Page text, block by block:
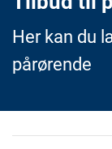
Her kan du
pårørende